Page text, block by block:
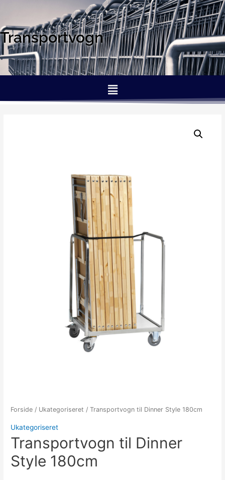
Transportvogn
Forside / Ukategoriseret / Transportvogn til Dinner Style 180cm
Ukategoriseret
Transportvogn til Dinner
Style 180cm